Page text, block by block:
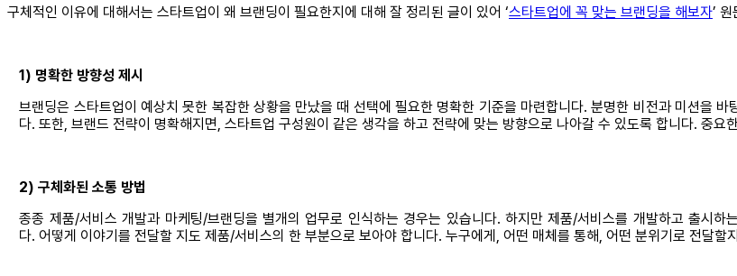
구체적인 이유에 대해서는 스타트업이 왜 브랜딩이 필요한지에 대해 잘 정리된 글이 있어 ‘스타트업에 꼭 맞는 브랜딩을 해보자’
1) 명확한 방향성 제시
브랜딩은 스타트업이 예상치 못한 복잡한 상황을 만났을 때 선택에 필요한 명확한 기준을 마련합니다. 분명한 비전과 미션을
다. 또한, 브랜드 전략이 명확해지면, 스타트업 구성원이 같은 생각을 하고 전략에 맞는 방향으로 나아갈 수 있도록 합니다. 중요
2) 구체화된 소통 방법
종종 제품/서비스 개발과 마케팅/브랜딩을 별개의 업무로 인식하는 경우는 있습니다. 하지만 제품/서비스를 개발하고 출시
다. 어떻게 이야기를 전달할 지도 제품/서비스의 한 부분으로 보아야 합니다. 누구에게, 어떤 매체를 통해, 어떤 분위기로 전달할